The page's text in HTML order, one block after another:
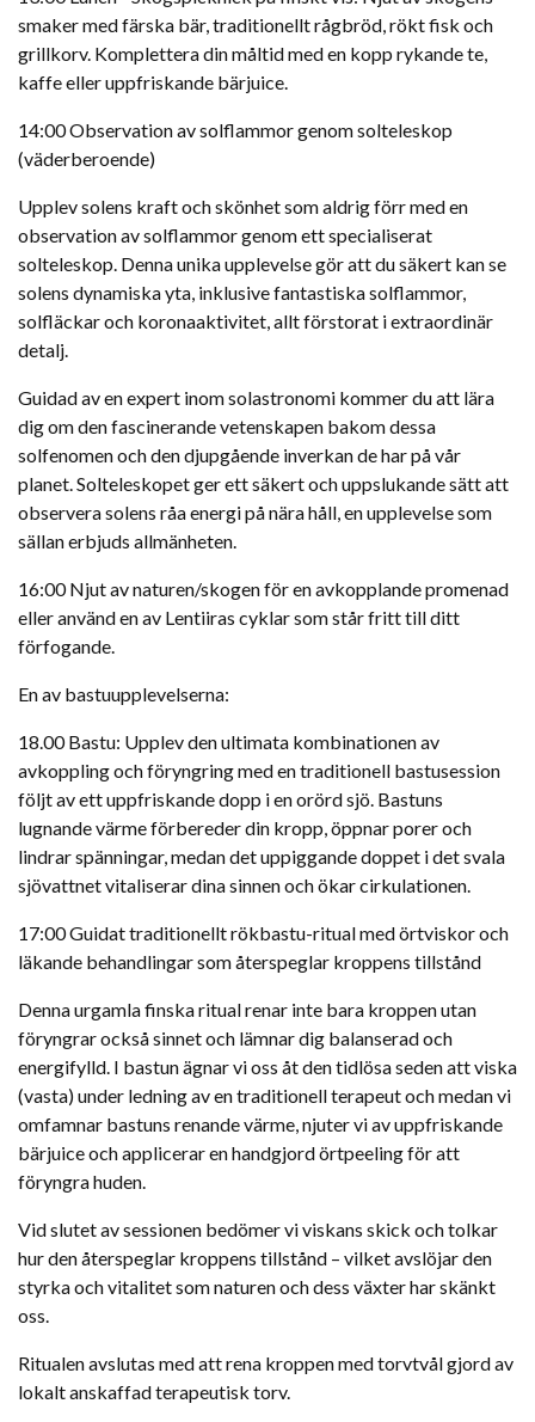
smaker med färska bär, traditionellt rågbröd, rökt fisk och
grillkorv. Komplettera din måltid med en kopp rykande te,
kaffe eller uppfriskande bärjuice.
14:00 Observation av solflammor genom solteleskop
(väderberoende)
Upplev solens kraft och skönhet som aldrig förr med en
observation av solflammor genom ett specialiserat
solteleskop. Denna unika upplevelse gör att du säkert kan se
solens dynamiska yta, inklusive fantastiska solflammor,
solfläckar och koronaaktivitet, allt förstorat i extraordinär
detalj.
Guidad av en expert inom solastronomi kommer du att lära
dig om den fascinerande vetenskapen bakom dessa
solfenomen och den djupgående inverkan de har på vår
planet. Solteleskopet ger ett säkert och uppslukande sätt att
observera solens råa energi på nära håll, en upplevelse som
sällan erbjuds allmänheten.
16:00 Njut av naturen/skogen för en avkopplande promenad
eller använd en av Lentiiras cyklar som står fritt till ditt
förfogande.
En av bastuupplevelserna:
18.00 Bastu: Upplev den ultimata kombinationen av
avkoppling och föryngring med en traditionell bastusession
följt av ett uppfriskande dopp i en orörd sjö. Bastuns
lugnande värme förbereder din kropp, öppnar porer och
lindrar spänningar, medan det uppiggande doppet i det svala
sjövattnet vitaliserar dina sinnen och ökar cirkulationen.
17:00 Guidat traditionellt rökbastu-ritual med örtviskor och
läkande behandlingar som återspeglar kroppens tillstånd
Denna urgamla finska ritual renar inte bara kroppen utan
föryngrar också sinnet och lämnar dig balanserad och
energifylld. I bastun ägnar vi oss åt den tidlösa seden att viska
(vasta) under ledning av en traditionell terapeut och medan vi
omfamnar bastuns renande värme, njuter vi av uppfriskande
bärjuice och applicerar en handgjord örtpeeling för att
föryngra huden.
Vid slutet av sessionen bedömer vi viskans skick och tolkar
hur den återspeglar kroppens tillstånd – vilket avslöjar den
styrka och vitalitet som naturen och dess växter har skänkt
oss.
Ritualen avslutas med att rena kroppen med torvtvål gjord av
lokalt anskaffad terapeutisk torv.